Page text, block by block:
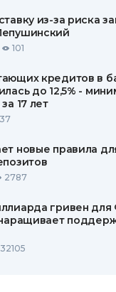
из-за риска
101
кредитов в
до 12,5% -
17 лет
новые правила
2787
гривен для
32105